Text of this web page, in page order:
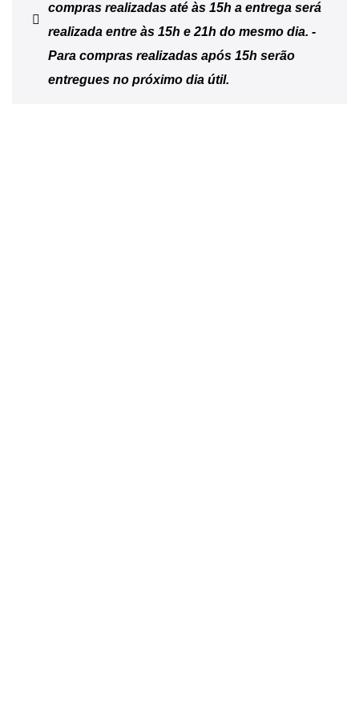
compras realizadas até às 15h a entrega será
realizada entre às 15h e 21h do mesmo dia. -
Para compras realizadas após 15h serão
entregues no próximo dia útil.